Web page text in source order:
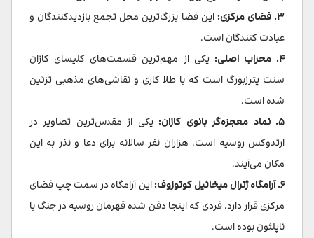
۳. فضای مرکزی:
این فضا بزرگ‌ترین محل تجمع بازدیدکنندگان و
عبادت کنندگان است.
۴. محراب اصلی:
یکی از مهم‌ترین قسمت‌های کلیسای کازان
سنت پترزبورگ است که با طلا کاری و نقاشی‌های مذهبی تزئین
شده است.
۵. نماد معجزه‌گر بانوی کازان:
یکی از مقدس‌ترین تصاویر در
ارتدوکس روسیه است. هزاران نفر سالانه برای دعا و نذر به این
مکان می‌آیند.
۶. آرامگاه ژنرال میخائیل کوتوزوف:
این آرامگاه در سمت چپ فضای
مرکزی قرار دارد. فردی که اینجا دفن شده قهرمان روسیه در جنگ با
ناپلئون بوده است.